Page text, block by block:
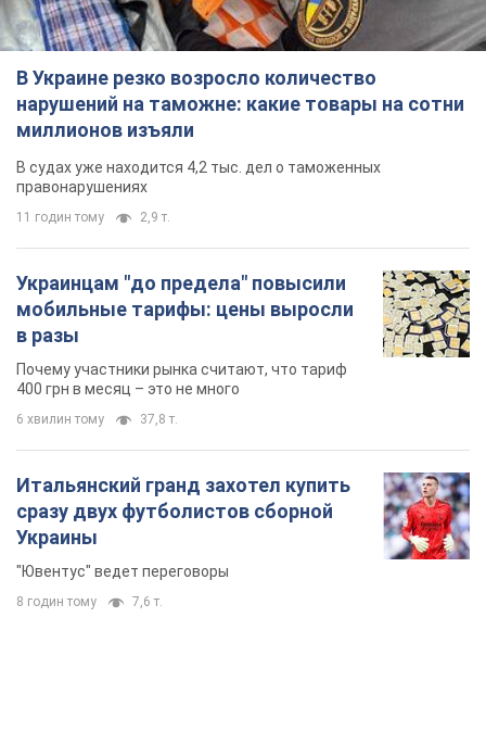
В Украине резко возросло количество
нарушений на таможне: какие товары на сотни
миллионов изъяли
В судах уже находится 4,2 тыс. дел о таможенных
правонарушениях
11 годин тому 2,9 т.
Украинцам "до предела" повысили
мобильные тарифы: цены выросли
в разы
Почему участники рынка считают, что тариф
400 грн в месяц – это не много
6 хвилин тому 37,8 т.
Итальянский гранд захотел купить
сразу двух футболистов сборной
Украины
"Ювентус" ведет переговоры
8 годин тому 7,6 т.